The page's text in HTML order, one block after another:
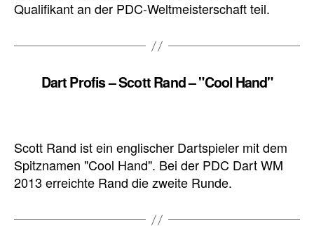
Qualifikant an der PDC-Weltmeisterschaft teil.
Dart Profis – Scott Rand – "Cool Hand"
Scott Rand ist ein englischer Dartspieler mit dem
Spitznamen "Cool Hand". Bei der PDC Dart WM
2013 erreichte Rand die zweite Runde.